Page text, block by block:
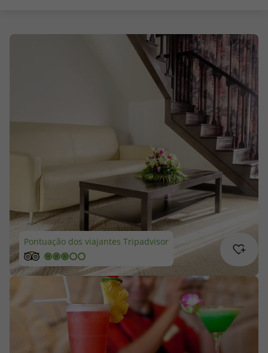
Cheque Viagem
Rede de Lojas
Blog TopViagens
Área de Cliente
Pontuação dos viajantes Tripadvisor